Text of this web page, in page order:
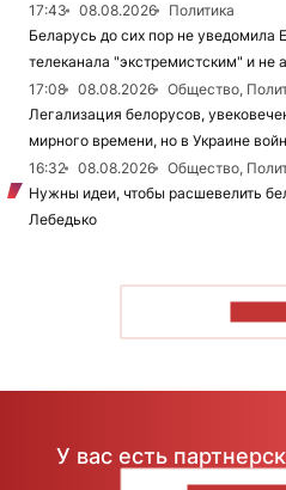
17:43
08.08.2026
Политика
Беларусь до сих пор не уведомила
телеканала "экстремистским" и не
17:08
08.08.2026
Общество,
Легализация белорусов,
мирного времени, но в Украине
16:32
08.08.2026
Общество,
Нужны идеи, чтобы расшевелить
Лебедько
У вас есть